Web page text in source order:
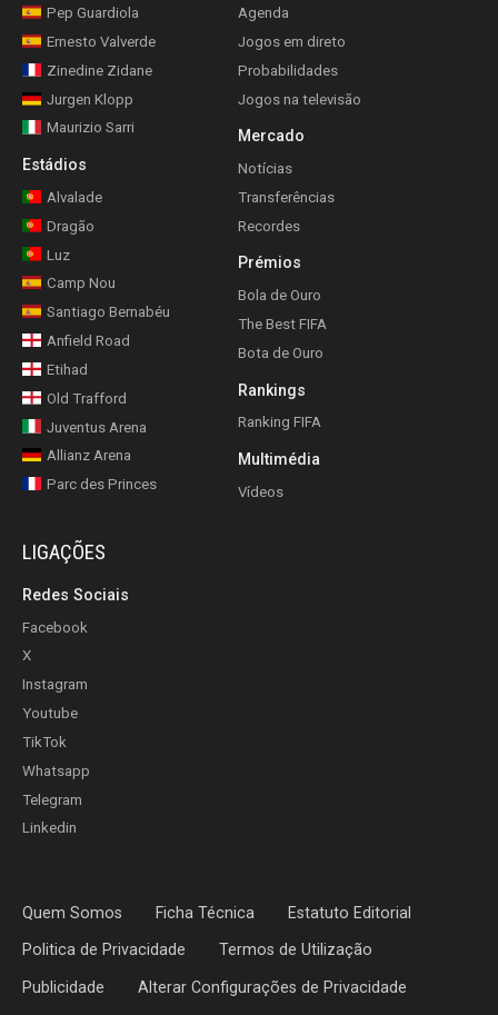
Pep Guardiola
Ernesto Valverde
Zinedine Zidane
Jurgen Klopp
Maurizio Sarri
Estádios
Alvalade
Dragão
Luz
Camp Nou
Santiago Bernabéu
Anfield Road
Etihad
Old Trafford
Juventus Arena
Allianz Arena
Parc des Princes
Agenda
Jogos em direto
Probabilidades
Jogos na televisão
Mercado
Notícias
Transferências
Recordes
Prémios
Bola de Ouro
The Best FIFA
Bota de Ouro
Rankings
Ranking FIFA
Multimédia
Vídeos
LIGAÇÕES
Redes Sociais
Facebook
X
Instagram
Youtube
TikTok
Whatsapp
Telegram
Linkedin
Quem Somos Ficha Técnica Estatuto Editorial
Politica de Privacidade Termos de Utilização
Publicidade Alterar Configurações de Privacidade